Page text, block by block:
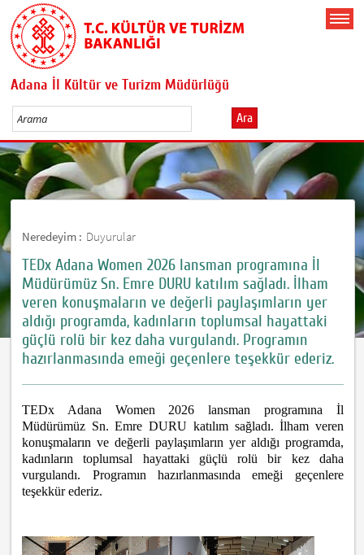
Adana İl Kültür ve Turizm Müdürlüğü
Ara
Neredeyim : Duyurular
TEDx Adana Women 2026 lansman programına İl
Müdürümüz Sn. Emre DURU katılım sağladı. İlham
veren konuşmaların ve değerli paylaşımların yer
aldığı programda, kadınların toplumsal hayattaki
güçlü rolü bir kez daha vurgulandı. Programın
hazırlanmasında emeği geçenlere teşekkür ederiz.
TEDx Adana Women 2026 lansman programına İl
Müdürümüz Sn. Emre DURU katılım sağladı. İlham veren
konuşmaların ve değerli paylaşımların yer aldığı programda,
kadınların toplumsal hayattaki güçlü rolü bir kez daha
vurgulandı. Programın hazırlanmasında emeği geçenlere
teşekkür ederiz.